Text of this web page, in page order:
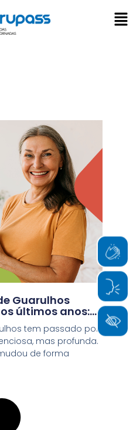
Guarulhos
últimos anos:
saúde?
tem passado por
mas profunda.
de forma